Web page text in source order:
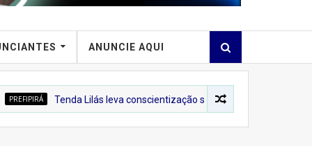
ANUNCIE AQUI
Lilás leva conscientização sobre o combate à violência contra a